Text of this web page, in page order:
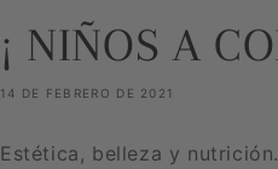
¡ NIÑOS A
14 DE FEBRERO DE 2021
Estética, belleza y